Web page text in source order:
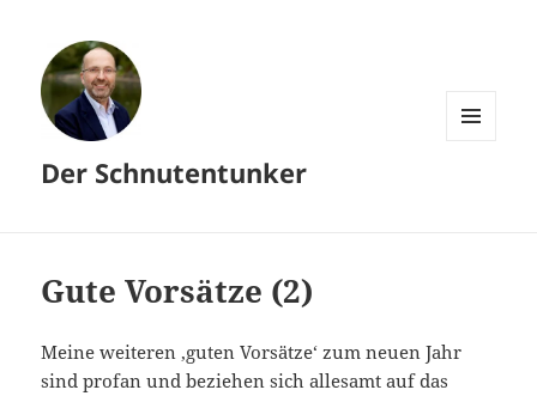
Der Schnutentunker
Gute Vorsätze (2)
Meine weiteren ,guten Vorsätze‘ zum neuen Jahr
sind profan und beziehen sich allesamt auf das